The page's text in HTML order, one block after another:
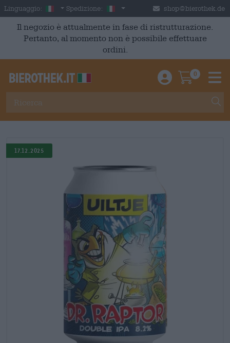
Skip to main content
Linguaggio: Italian
Spedizione: Italia shop@bierothek.de
Il negozio è attualmente in fase di ristrutturazione.
Pertanto, al momento non è possibile effettuare
ordini.
Einloggen /
0
17.12.2025